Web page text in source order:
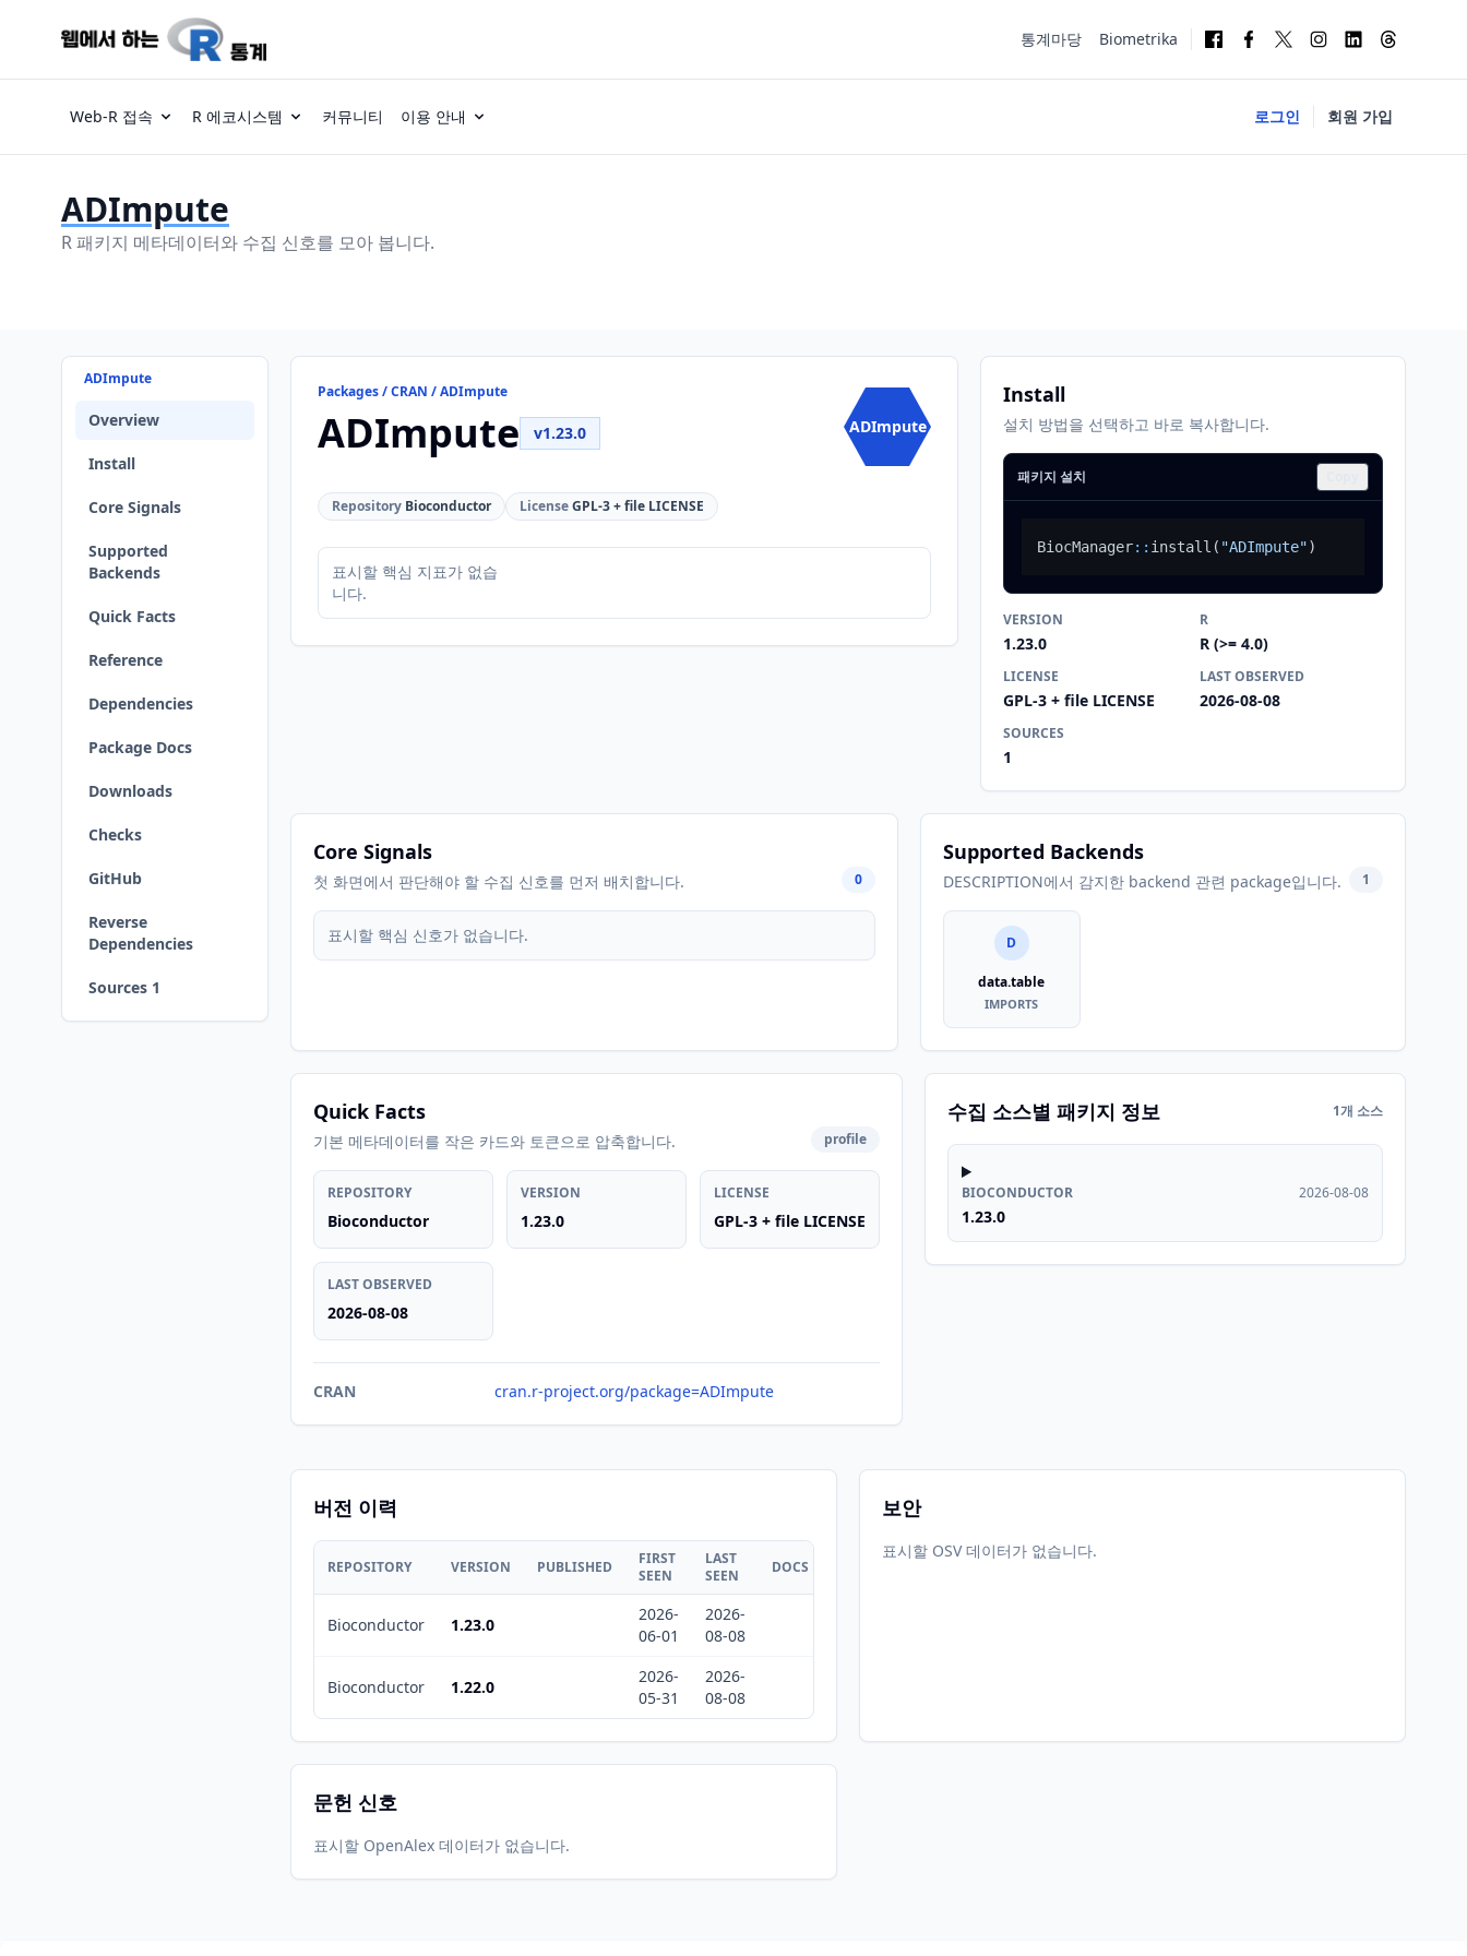
통계마당 Biometrika
Web-R 접속 R 에코시스템 커뮤니티 이용 안내 로그인 회원 가입
ADImpute
R 패키지 메타데이터와 수집 신호를 모아 봅니다.
ADImpute
Overview
Install
Core Signals
Supported
Backends
Quick Facts
Reference
Dependencies
Package Docs
Downloads
Checks
GitHub
Reverse
Dependencies
Sources 1
Packages / CRAN / ADImpute
ADImpute v1.23.0 ADImpute
Repository Bioconductor LicenseGPL-3 + file LICENSE
표시할 핵심 지표가 없습
니다.
Install
설치 방법을 선택하고 바로 복사합니다.
패키지 설치
BiocManager:: install ( "ADImpute")
VERSION
1.23.0
R
R (>= 4.0)
LICENSE
GPL-3 + file LICENSE
LAST OBSERVED
2026-08-08
SOURCES
1
Core Signals
첫 화면에서 판단해야 할 수집 신호를 먼저 배치합니다. 0
표시할 핵심 신호가 없습니다.
Supported Backends
DESCRIPTION에서 감지한 backend 관련 package입니다. 1
D
data.table
IMPORTS
Quick Facts
기본 메타데이터를 작은 카드와 토큰으로 압축합니다. profile
REPOSITORY
Bioconductor
VERSION
1.23.0
LICENSE
GPL-3 + file LICENSE
LAST OBSERVED
2026-08-08
CRAN cran.r-project.org/package=ADImpute
수집 소스별 패키지 정보 1개 소스
BIOCONDUCTOR
1.23.0
2026-08-08
버전 이력
REPOSITORY VERSION PUBLISHED
FIRST
SEEN
LAST
SEEN
DOCS
Bioconductor 1.23.0
2026-
06-01
2026-
08-08
Bioconductor 1.22.0
2026-
05-31
2026-
08-08
보안
표시할 OSV 데이터가 없습니다.
문헌 신호
표시할 OpenAlex 데이터가 없습니다.